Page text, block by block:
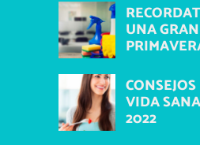
UNA
VIDA
2022